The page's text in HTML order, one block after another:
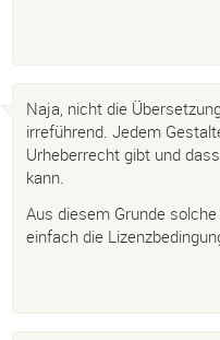
Naja, nicht die
irreführend. Jedem
Urheberrecht gibt und
kann.
Aus diesem Grunde
einfach die